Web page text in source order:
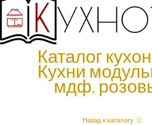
Каталог
Кухни
мдф,
Назад к каталогу